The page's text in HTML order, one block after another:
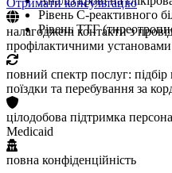
Рівень С-реактивного
Рівень ТТГ
Отримати консультацію
налагоджені контакти з
профілактичними
повний спектр послуг: підбір
поїздки та перебування за
цілодобова підтримка
Medicaid
повна конфіденційність